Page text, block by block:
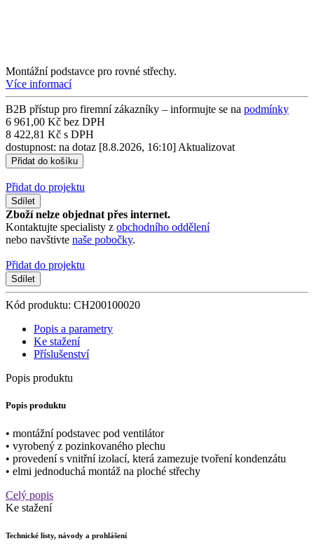
Montážní podstavce pro rovné střechy.
Více informací
B2B přístup pro firemní zákazníky – informujte se na podmínky
6 961,00 Kč bez DPH
8 422,81 Kč s DPH
dostupnost: na dotaz [8.8.2026, 16:10] Aktualizovat
Přidat do projektu
Sdílet
Zboží nelze objednat přes internet.
Kontaktujte specialisty z obchodního oddělení
nebo navštivte naše pobočky.
Přidat do projektu
Sdílet
Kód produktu: CH200100020
Popis a parametry
Ke stažení
Příslušenství
Popis produktu
Popis produktu
• montážní podstavec pod ventilátor
• vyrobený z pozinkovaného plechu
• provedení s vnitřní izolací, která zamezuje tvoření kondenzátu
• elmi jednoduchá montáž na ploché střechy
Celý popis
Ke stažení
Technické listy, návody a prohlášení